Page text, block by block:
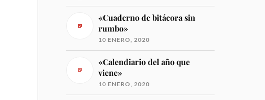
«Cuaderno de bitácora sin
rumbo»
10 ENERO, 2020
«Calendiario del año que
viene»
10 ENERO, 2020